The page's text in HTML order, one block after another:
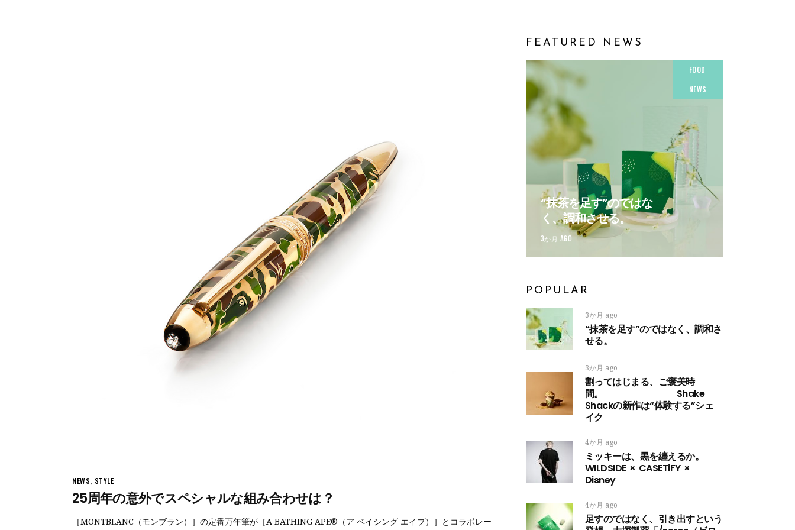
NEWS, STYLE
25周年の意外でスペシャルな組み合わせは？
［MONTBLANC（モンブラン）］の定番万年筆が［A BATHING APE®（ア ベイシング エイプ）］とコラボレー
FEATURED NEWS
FOOD
NEWS
“抹茶を足す”のではな
く、調和させる。
3か月 AGO
POPULAR
3か月 ago
“抹茶を足す”のではなく、調和さ
せる。
3か月 ago
割ってはじまる、ご褒美時
間。 Shake
Shackの新作は“体験する”シェ
イク
4か月 ago
ミッキーは、黒を纏えるか。
WILDSIDE × CASETiFY ×
Disney
4か月 ago
足すのではなく、引き出すという